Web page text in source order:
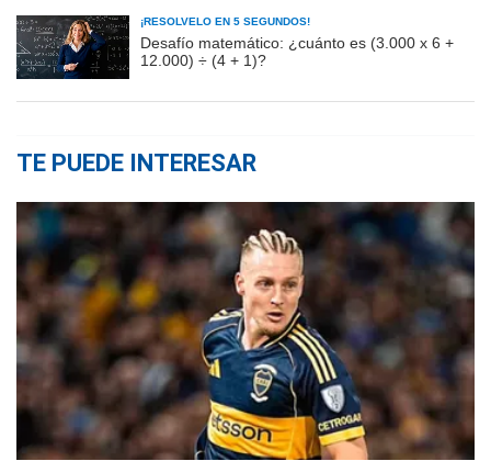
¡RESOLVELO EN 5 SEGUNDOS!
Desafío matemático: ¿cuánto es (3.000 x 6 +
12.000) ÷ (4 + 1)?
TE PUEDE INTERESAR